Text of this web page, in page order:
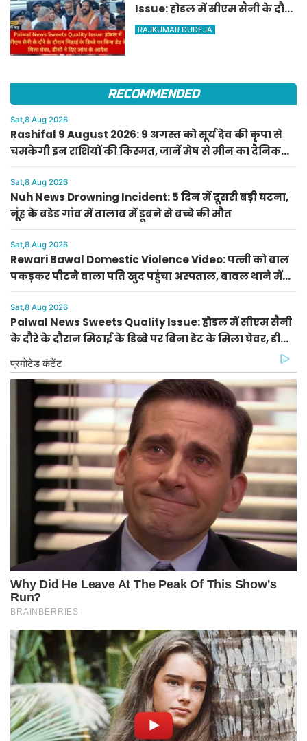
Issue: होडल में सीएम सैनी के दौरे
के दौरान मिठाई के डिब्बे पर बिना
RAJKUMAR DUDEJA
RECOMMENDED
Sat,8 Aug 2026
Rashifal 9 August 2026: 9 अगस्त को सूर्य देव की कृपा से
चमकेगी इन राशियों की किस्मत, जानें मेष से मीन का दैनिक
राशिफल
Sat,8 Aug 2026
Nuh News Drowning Incident: 5 दिन में दूसरी बड़ी घटना,
नूंह के बडेड गांव में तालाब में डूबने से बच्चे की मौत
Sat,8 Aug 2026
Rewari Bawal Domestic Violence Video: पत्नी को बाल
पकड़कर पीटने वाला पति खुद पहुंचा अस्पताल, बावल थाने में
केस दर्ज
Sat,8 Aug 2026
Palwal News Sweets Quality Issue: होडल में सीएम सैनी
के दौरे के दौरान मिठाई के डिब्बे पर बिना डेट के मिला घेवर, डीसी
ने दिए जांच के आदेश